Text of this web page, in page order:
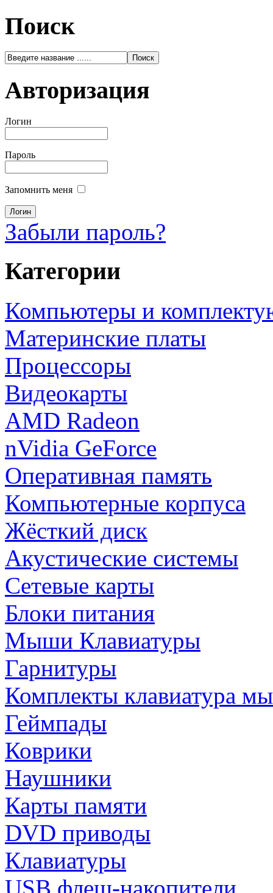
Поиск
Авторизация
Логин
Пароль
Запомнить меня
Забыли пароль?
Категории
Компьютеры и
Материнские платы
Процессоры
Видеокарты
AMD Radeon
nVidia GeForce
Оперативная память
Компьютерные корпуса
Жёсткий диск
Акустические системы
Сетевые карты
Блоки питания
Мыши Клавиатуры
Гарнитуры
Комплекты клавиатура
Геймпады
Коврики
Наушники
Карты памяти
DVD приводы
Клавиатуры